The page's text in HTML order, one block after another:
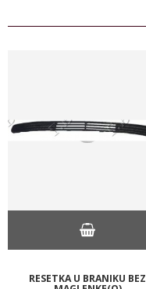
RESETKA U BRANIKU BEZ